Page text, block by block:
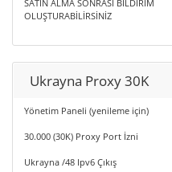
SATIN ALMA SONRASI BİLDİRİM
OLUŞTURABİLİRSİNİZ
Ukrayna Proxy 30K
Yönetim Paneli (yenileme için)
30.000 (30K) Proxy Port İzni
Ukrayna /48 Ipv6 Çıkış